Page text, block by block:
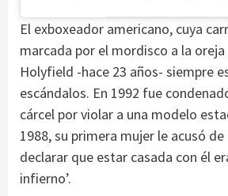
El exboxeador americano, cuya
marcada por el mordisco a la
Holyfield -hace 23 años- siempre
escándalos. En 1992 fue
cárcel por violar a una modelo
1988, su primera mujer le acusó
declarar que estar casada con él
infierno’.